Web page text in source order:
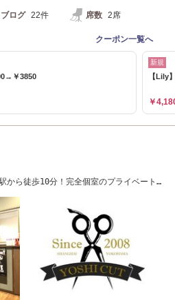
ブログ 22件 席数 2席
クーポン一覧へ
￥3850
新規
【Lily
￥
から徒歩10分！完全個室のプライベート